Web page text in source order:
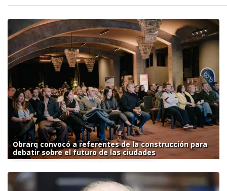
Obrarq convocó a referentes de la construcción para
debatir sobre el futuro de las ciudades